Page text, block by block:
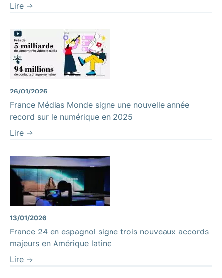
Lire
26/01/2026
France Médias Monde signe une nouvelle année
record sur le numérique en 2025
Lire
13/01/2026
France 24 en espagnol signe trois nouveaux accords
majeurs en Amérique latine
Lire